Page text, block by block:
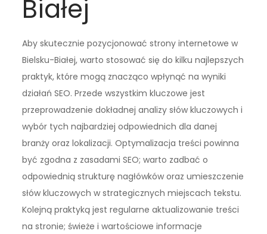
Białej
Aby skutecznie pozycjonować strony internetowe w
Bielsku-Białej, warto stosować się do kilku najlepszych
praktyk, które mogą znacząco wpłynąć na wyniki
działań SEO. Przede wszystkim kluczowe jest
przeprowadzenie dokładnej analizy słów kluczowych i
wybór tych najbardziej odpowiednich dla danej
branży oraz lokalizacji. Optymalizacja treści powinna
być zgodna z zasadami SEO; warto zadbać o
odpowiednią strukturę nagłówków oraz umieszczenie
słów kluczowych w strategicznych miejscach tekstu.
Kolejną praktyką jest regularne aktualizowanie treści
na stronie; świeże i wartościowe informacje